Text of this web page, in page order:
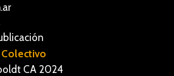
CA 2024